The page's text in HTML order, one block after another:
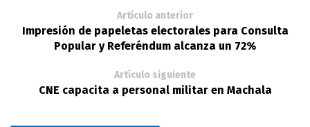
Artículo anterior
Impresión de papeletas electorales para Consulta
Popular y Referéndum alcanza un 72%
Artículo siguiente
CNE capacita a personal militar en Machala